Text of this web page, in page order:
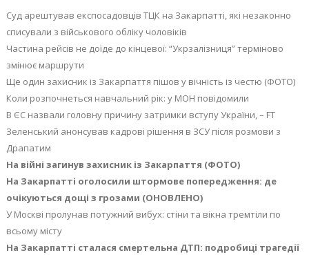
Суд арештував експосадовців ТЦК на Закарпатті, які незаконно
списували з військового обліку чоловіків
Частина рейсів не доїде до кінцевої: “Укрзалізниця” терміново
змінює маршрути
Ще один захисник із Закарпаття пішов у вічність із честю (ФОТО)
Коли розпочнеться навчальний рік: у МОН повідомили
В ЄС назвали головну причину затримки вступу України, – FT
Зеленський анонсував кадрові рішення в ЗСУ після розмови з
Драпатим
На війні загинув захисник із Закарпаття (ФОТО)
На Закарпатті оголосили штормове попередження: де
очікуються дощі з грозами (ОНОВЛЕНО)
У Москві пролунав потужний вибух: стіни та вікна тремтіли по
всьому місту
На Закарпатті сталася смертельна ДТП: подробиці трагедії